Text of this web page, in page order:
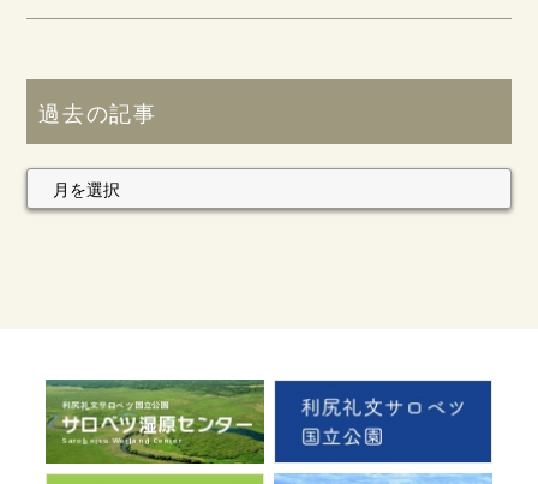
過去の記事